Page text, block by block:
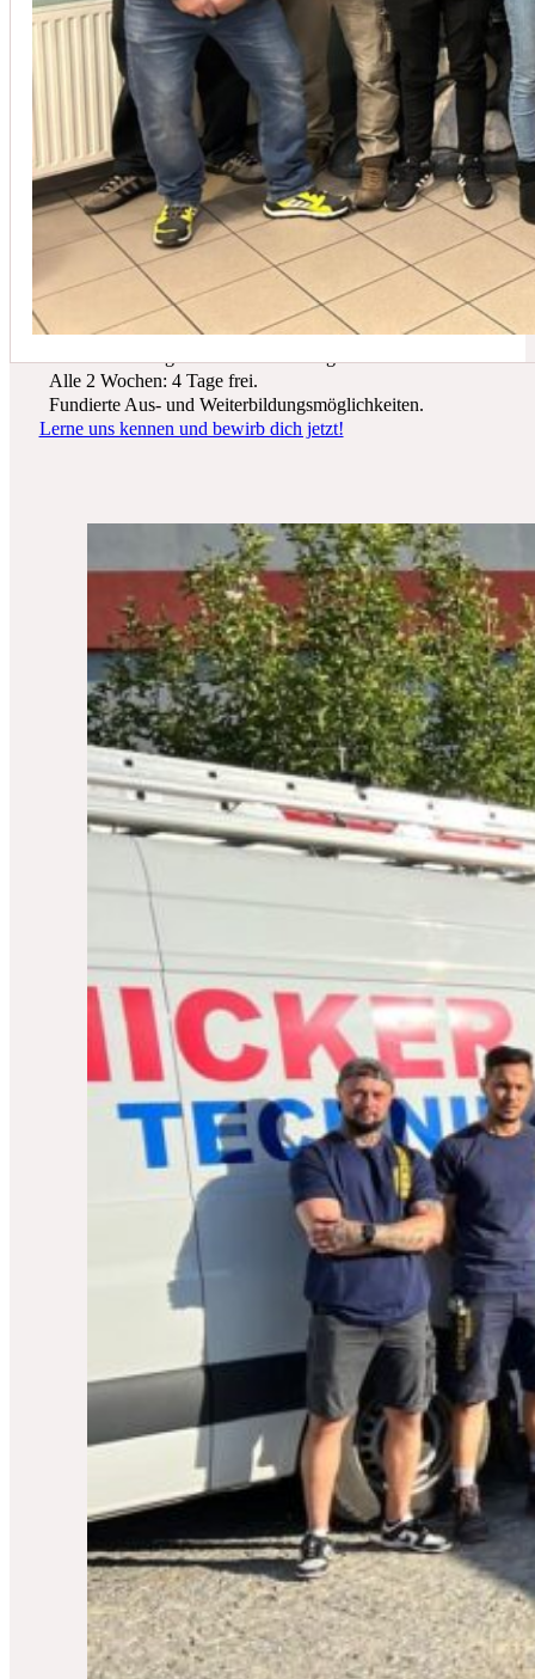
In der Regel empfehlen wir eine Wartung mindestens einmal
Du suchst einen zukunftssicheren Arbeitsplatz? Bei Schicker Technik
erwarten dich spannende Projekte, ein freundliches Team und beste
Entwicklungsmöglichkeiten.
Wir bieten dir:
Ein sicherer Arbeitsplatz in einer krisenfesten Branche.
Alle 2 Wochen: 4 Tage frei.
Fundierte Aus- und Weiterbildungsmöglichkeiten.
Lerne uns kennen und bewirb dich jetzt!